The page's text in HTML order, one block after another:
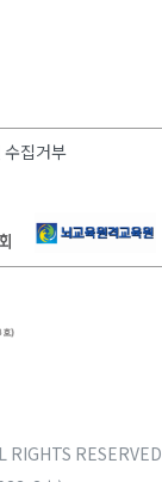
수집거부
RIGHTS RESERVED